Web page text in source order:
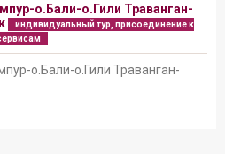
о.Бали-о.Гили Траванган-
индивидуальный тур, присоединение к
о.Бали-о.Гили Траванган-